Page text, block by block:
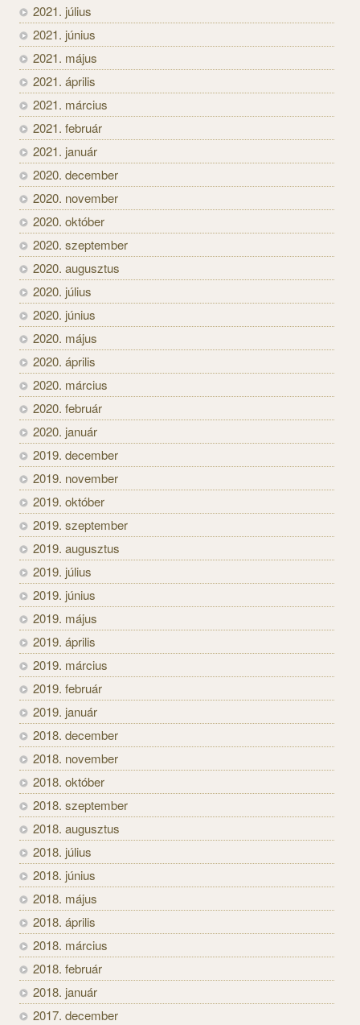
2021. július
2021. június
2021. május
2021. április
2021. március
2021. február
2021. január
2020. december
2020. november
2020. október
2020. szeptember
2020. augusztus
2020. július
2020. június
2020. május
2020. április
2020. március
2020. február
2020. január
2019. december
2019. november
2019. október
2019. szeptember
2019. augusztus
2019. július
2019. június
2019. május
2019. április
2019. március
2019. február
2019. január
2018. december
2018. november
2018. október
2018. szeptember
2018. augusztus
2018. július
2018. június
2018. május
2018. április
2018. március
2018. február
2018. január
2017. december